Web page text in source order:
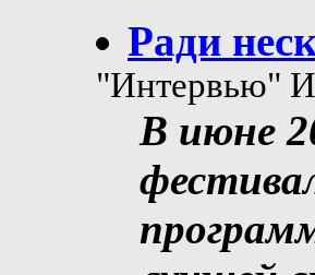
Ради
"Интервью"
В июне